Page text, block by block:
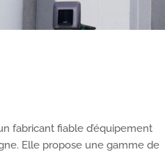
fabricant fiable d’équipement
Elle propose une gamme de